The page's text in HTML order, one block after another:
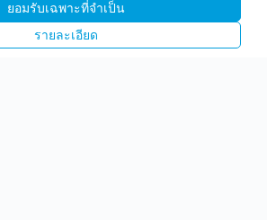
ยอมรับเฉพาะที่จำเป็น
รายละเอียด